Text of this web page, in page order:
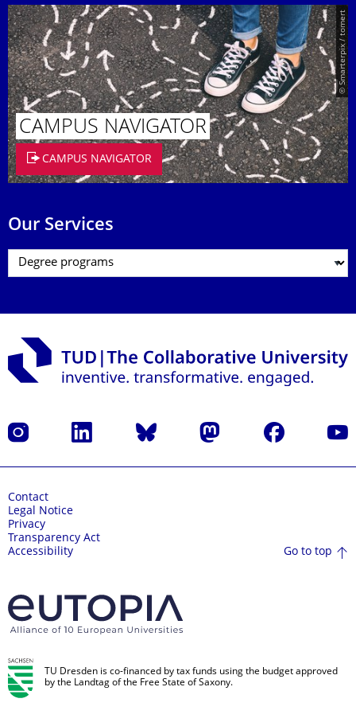
© Smarterpix / tomert
CAMPUS NAVIGATOR
CAMPUS NAVIGATOR
Our Services
Instagram LinkedIn Bluesky Mastodon Facebook
Contact
Legal Notice
Privacy
Transparency Act
Accessibility
Go to top
TU Dresden is co-financed by tax funds using the budget approved
by the Landtag of the Free State of Saxony.